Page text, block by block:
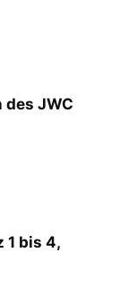
JWC
1 bis 4,